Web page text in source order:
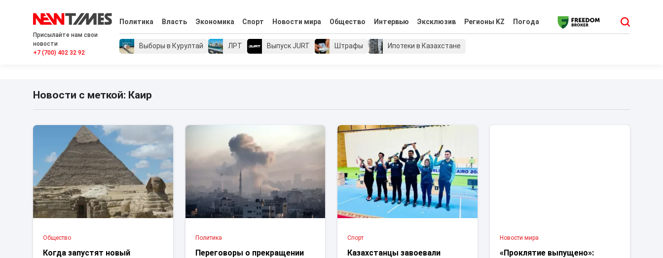
Присылайте нам свои
новости
+7 (700) 402 32 92
Политика Власть Экономика Спорт Новости мира Общество Интервью Эксклюзив Регионы KZ Погода
Выборы в Курултай ЛРТ Выпуск JURT Штрафы Ипотеки в Казахстане
Новости с меткой: Каир
Общество
Когда запустят новый
Политика
Переговоры о прекращении
Спорт
Казахстанцы завоевали
Новости мира
«Проклятие выпущено»: